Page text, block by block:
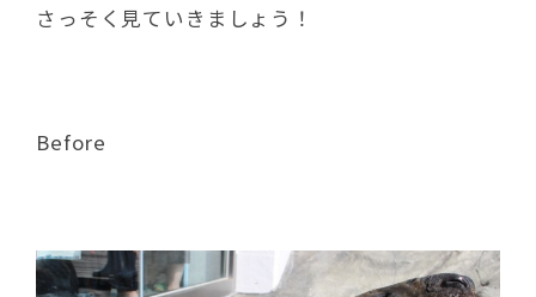
さっそく見ていきましょう！
Before